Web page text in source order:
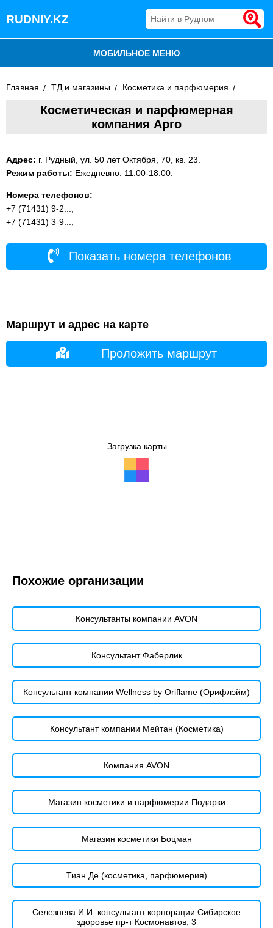
RUDNIY.KZ
МОБИЛЬНОЕ МЕНЮ
ВСЕ ОРГАНИЗАЦИИ
Главная ТД и магазины Косметика и парфюмерия
Косметическая и парфюмерная
компания Арго
Адрес: г. Рудный, ул. 50 лет Октября, 70, кв. 23.
Режим работы: Ежедневно: 11:00-18:00.
Номера телефонов:
+7 (71431) 9-2...,
+7 (71431) 3-9...,
Показать номера телефонов
Маршрут и адрес на карте
Проложить маршрут
Загрузка карты...
Похожие организации
Консультанты компании AVON
Консультант Фаберлик
Консультант компании Wellness by Oriflame (Орифлэйм)
Консультант компании Мейтан (Косметика)
Компания AVON
Магазин косметики и парфюмерии Подарки
Магазин косметики Боцман
Тиан Де (косметика, парфюмерия)
Селезнева И.И. консультант корпорации Сибирское
здоровье пр-т Космонавтов, 3